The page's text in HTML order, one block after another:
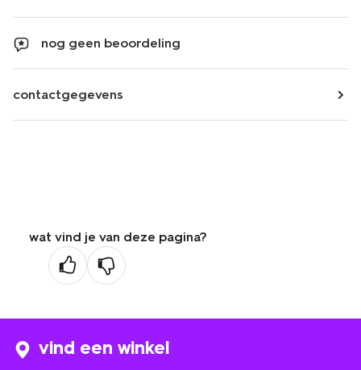
nog geen beoordeling
contactgegevens
wat vind je van deze pagina?
vind een winkel